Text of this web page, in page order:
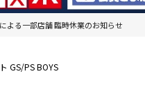
よる一部店舗 臨時休業のお知らせ
GS/PS BOYS